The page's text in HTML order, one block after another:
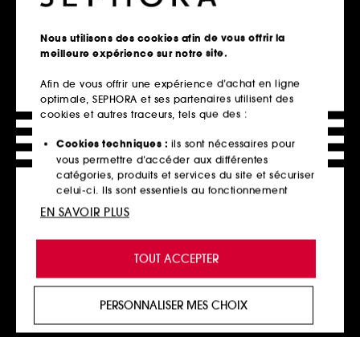
Retrait en magasin
Click & Collect en 2h offert
En savoir plus
Livraison standard offerte
à domicile dès 60€ en France
métropolitaine et Monaco
Explorer l'offre
Paiements sécurisés
En savoir plus
Nous utilisons des cookies afin de vous offrir la
meilleure expérience sur notre site.
Afin de vous offrir une expérience d’achat en ligne
optimale, SEPHORA et ses partenaires utilisent des
cookies et autres traceurs, tels que des :
Cookies techniques : ils sont nécessaires pour
vous permettre d’accéder aux différentes
catégories, produits et services du site et sécuriser
celui-ci. Ils sont essentiels au fonctionnement
technique du site et ne peuvent être désactivés.
de vous offrir une expérience enrichie et
personnalisée en vous recommandant des
produits, des services et des contenus qui
proposer des offres promotionnelles adaptées à
votre profil.
TOUT ACCEPTER
PERSONNALISER MES CHOIX
EN SAVOIR PLUS